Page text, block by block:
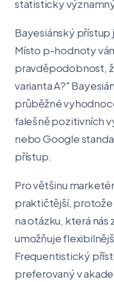
statisticky
Bayesiánský přístup
Místo p-hodnoty
pravděpodobnost,
varianta A?"
průběžné
falešně pozitivních
nebo Google
přístup.
Pro většinu
praktičtější,
na otázku, která nás
umožňuje
Frequentistický
preferovaný v